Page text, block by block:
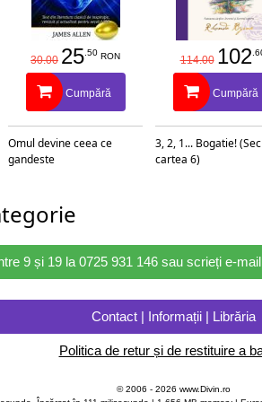
30.00 25 .50 RON
Cumpără
Omul devine ceea ce
gandeste
114.00 102
Cumpără
3, 2, 1... Bogatie!
cartea 6)
9 și 19 la 0725 931 146 sau scrieți e-
Contact | Informații | Librăria
Politica de retur și de restituire a
© 2006 - 2026 www.Divin.ro